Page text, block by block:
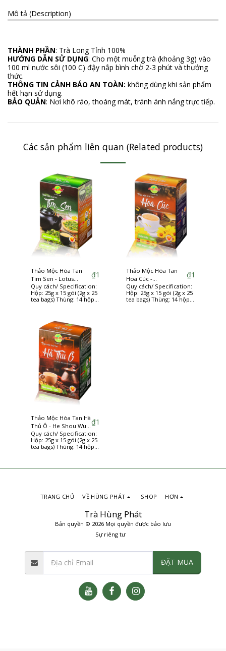
Mô tả (Description)
THÀNH PHẦN: Trà Long Tỉnh 100%
HƯỚNG DẪN SỬ DỤNG: Cho một muỗng trà (khoảng 3g) vào
100 ml nước sôi (100 C) đậy nắp bình chờ 2-3 phút và thưởng
thức.
THÔNG TIN CẢNH BÁO AN TOÀN: không dùng khi sản phẩm
hết hạn sử dụng.
BẢO QUẢN: Nơi khô ráo, thoáng mát, tránh ánh nắng trực tiếp.
Các sản phẩm liên quan (Related products)
Thảo Mộc Hòa Tan
Tim Sen - Lotus
Plumule instant herbs
₫1
Quy cách/ Specification:
Hộp: 25g x 15 gói (2g x 25
tea bags) Thùng: 14 hộp
Thảo Mộc Hòa Tan
Hoa Cúc -
Chrysanthemum
instant herbs
₫1
Quy cách/ Specification:
Hộp: 25g x 15 gói (2g x 25
tea bags) Thùng: 14 hộp
Thảo Mộc Hòa Tan Hà
Thủ Ô - He Shou Wu
instant herbs
₫1
Quy cách/ Specification:
Hộp: 25g x 15 gói (2g x 25
tea bags) Thùng: 14 hộp
Trà Hùng Phát
Bản quyền © 2026 Mọi quyền được bảo lưu
Sự riêng tư
TRANG CHỦ VỀ HÙNG PHÁT SHOP HƠN
ĐẶT MUA